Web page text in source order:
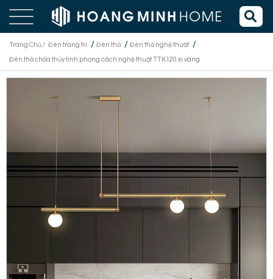
Trang Chủ / Đèn trang trí / Đèn thả / Đèn thả nghệ thuật /
Đèn thả chóa thủy tinh phong cách nghệ thuật TTK120 xi vàng